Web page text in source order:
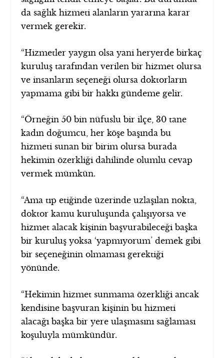
da sağlık hizmeti alanların yararına karar
vermek gerekir.
“Hizmetler yaygın olsa yani heryerde birkaç
kuruluş tarafından verilen bir hizmet olursa
ve insanların seçeneği olursa doktorların
yapmama gibi bir hakkı gündeme gelir.
“Örneğin 50 bin nüfuslu bir ilçe, 30 tane
kadın doğumcu, her köşe başında bu
hizmeti sunan bir birim olursa burada
hekimin özerkliği dahilinde olumlu cevap
vermek mümkün.
“Ama tıp etiğinde üzerinde uzlaşılan nokta,
doktor kamu kuruluşunda çalışıyorsa ve
hizmet alacak kişinin başvurabileceği başka
bir kuruluş yoksa ‘yapmıyorum’ demek gibi
bir seçeneğinin olmaması gerektiği
yönünde.
“Hekimin hizmet sunmama özerkliği ancak
kendisine başvuran kişinin bu hizmeti
alacağı başka bir yere ulaşmasını sağlaması
koşuluyla mümkündür.